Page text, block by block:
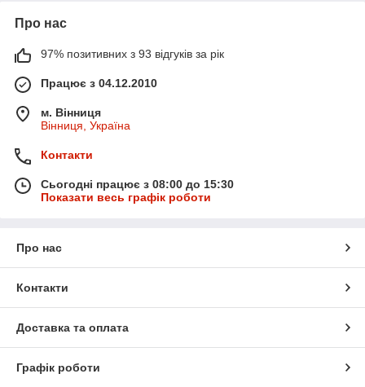
Про нас
97% позитивних з 93 відгуків за рік
Працює з 04.12.2010
м. Вінниця
Вінниця, Україна
Контакти
Сьогодні працює з 08:00 до 15:30
Показати весь графік роботи
Про нас
Контакти
Доставка та оплата
Графік роботи